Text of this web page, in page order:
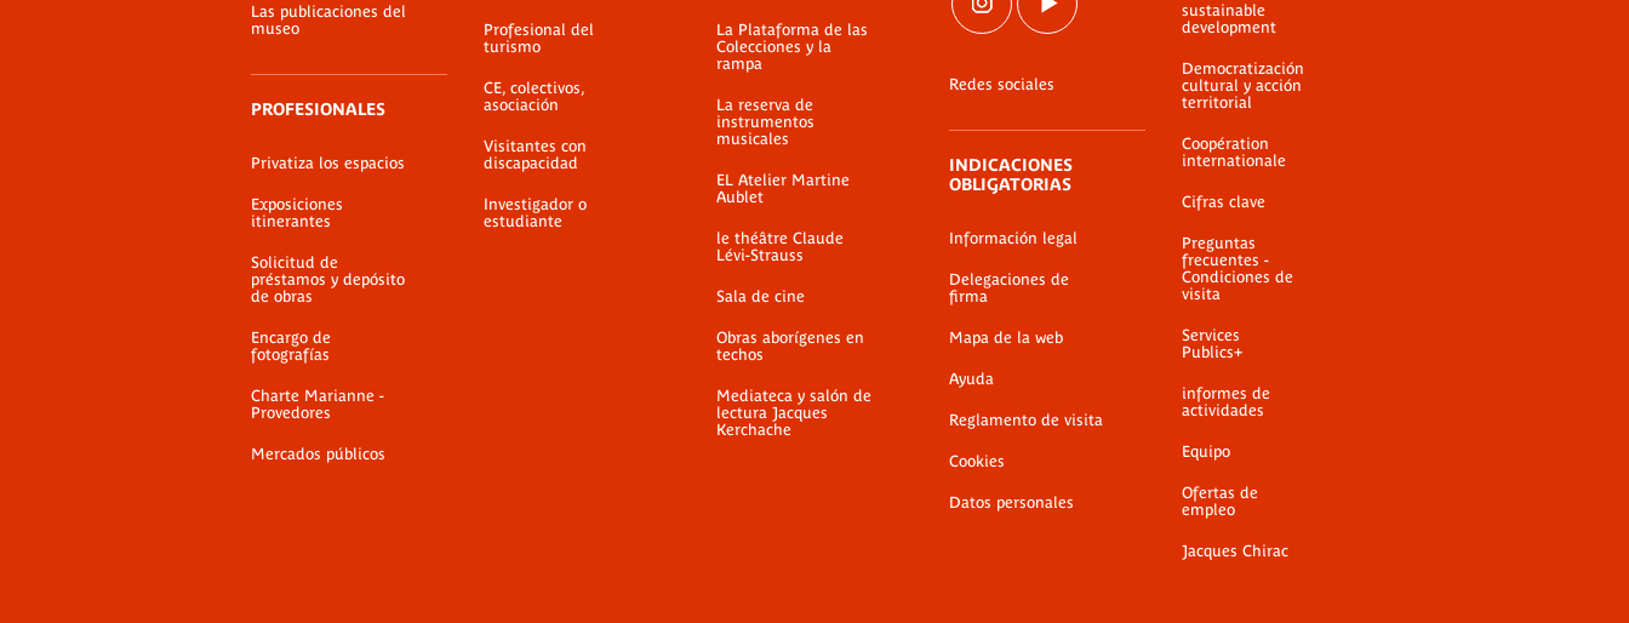
Las publicaciones del
museo
PROFESIONALES
Privatiza los espacios
Exposiciones
itinerantes
Solicitud de
préstamos y depósito
de obras
Encargo de
fotografías
Charte Marianne -
Provedores
Mercados públicos
Profesional del
turismo
CE, colectivos,
asociación
Visitantes con
discapacidad
Investigador o
estudiante
La Plataforma de las
Colecciones y la
rampa
La reserva de
instrumentos
musicales
EL Atelier Martine
Aublet
le théâtre Claude
Lévi-Strauss
Sala de cine
Obras aborígenes en
techos
Mediateca y salón de
lectura Jacques
Kerchache
Redes sociales
INDICACIONES
OBLIGATORIAS
Información legal
Delegaciones de
firma
Mapa de la web
Ayuda
Reglamento de visita
Cookies
Datos personales
sustainable
development
Democratización
cultural y acción
territorial
Coopération
internationale
Cifras clave
Preguntas
frecuentes -
Condiciones de
visita
Services
Publics+
informes de
actividades
Equipo
Ofertas de
empleo
Jacques Chirac